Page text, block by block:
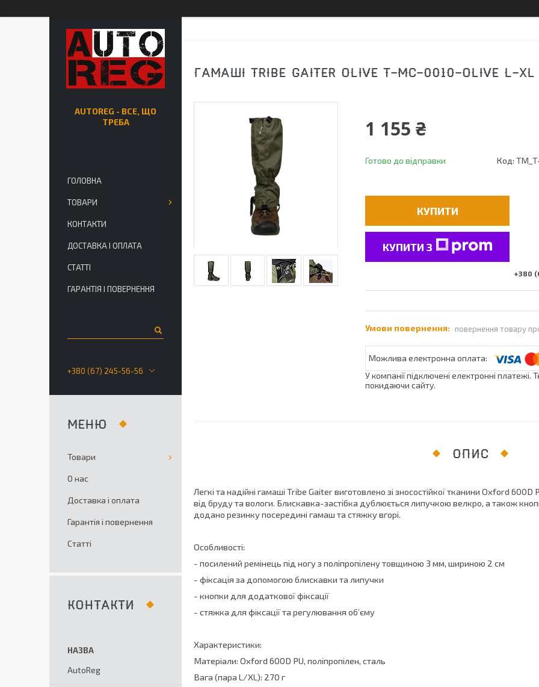
ГАМАШІ TRIBE GAITER OLIVE T-MC-0010-OLIVE L-XL
1 155 ₴
Готово до відправки Код:
КУПИТИ
КУПИТИ З
+380
повернення товару
У компанії підключені електронні
покидаючи сайту.
ОПИС
Легкі та надійні гамаші Tribe Gaiterвиготовлено зі зносостійкої тканини Oxford
від бруду та вологи. Блискавка-застібка дублюється липучкою велкро, а також
додано резинку посередині гамаш та стяжку вгорі.
Особливості:
- посилений ремінець під ногу з поліпропілену товщиною 3 мм, шириною 2 см
- фіксація за допомогою блискавки та липучки
- кнопки для додаткової фіксації
- стяжка для фіксації та регулювання об’єму
Характеристики:
Матеріали: Oxford 600D PU, поліпропілен, сталь
Вага (пара L/XL): 270 г
AUTOREG - ВСЕ, ЩО
ТРЕБА
ГОЛОВНА
ТОВАРИ
КОНТАКТИ
ДОСТАВКА І ОПЛАТА
СТАТТІ
ГАРАНТІЯ І ПОВЕРНЕННЯ
+380 (67) 245-56-56
Товари
О нас
Доставка і оплата
Гарантія і повернення
Статті
КОНТАКТИ
AutoReg